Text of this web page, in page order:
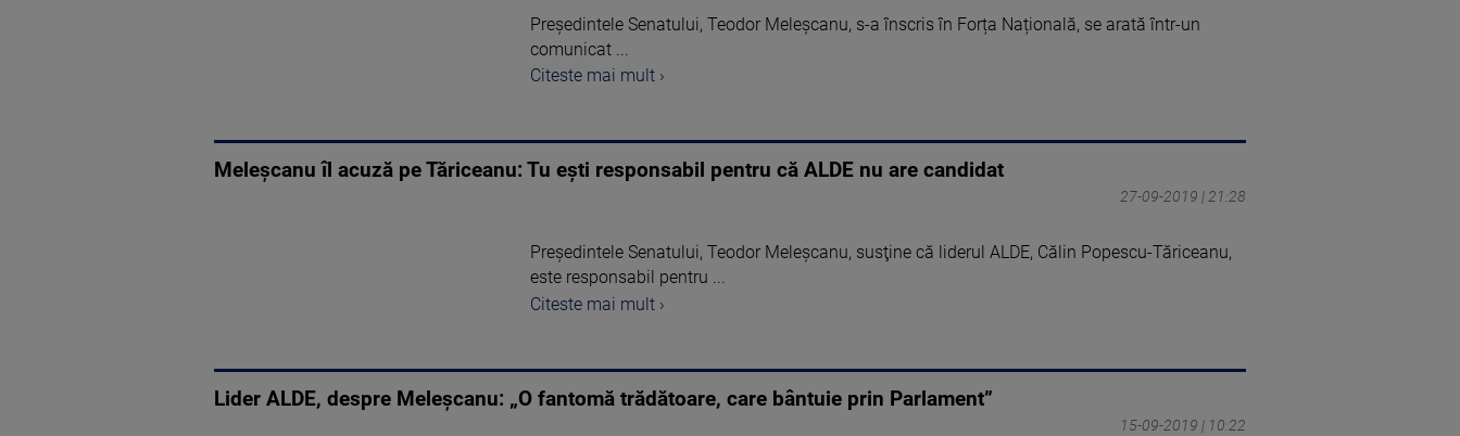
Președintele Senatului, Teodor Meleșcanu, s-a înscris în Forța Națională, se arată într-un
comunicat ...
Citeste mai mult ›
Meleşcanu îl acuză pe Tăriceanu: Tu eşti responsabil pentru că ALDE nu are candidat
27-09-2019 | 21:28
Preşedintele Senatului, Teodor Meleşcanu, susţine că liderul ALDE, Călin Popescu-Tăriceanu,
este responsabil pentru ...
Citeste mai mult ›
Lider ALDE, despre Meleșcanu: „O fantomă trădătoare, care bântuie prin Parlament”
15-09-2019 | 10:22